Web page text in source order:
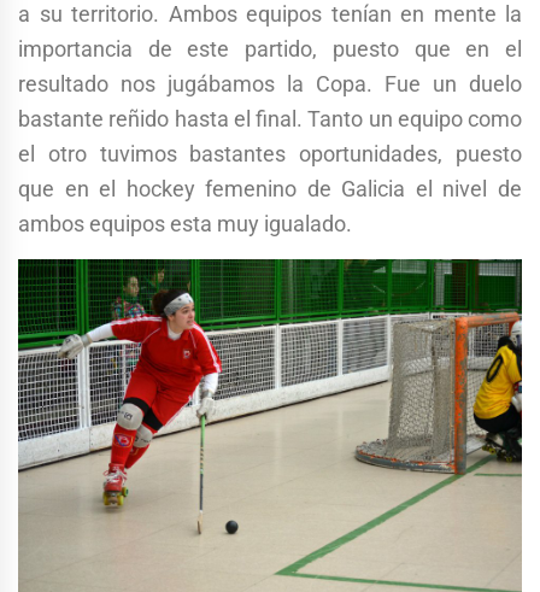
a su territorio. Ambos equipos tenían en mente la
importancia de este partido, puesto que en el
resultado nos jugábamos la Copa. Fue un duelo
bastante reñido hasta el final. Tanto un equipo como
el otro tuvimos bastantes oportunidades, puesto
que en el hockey femenino de Galicia el nivel de
ambos equipos esta muy igualado.